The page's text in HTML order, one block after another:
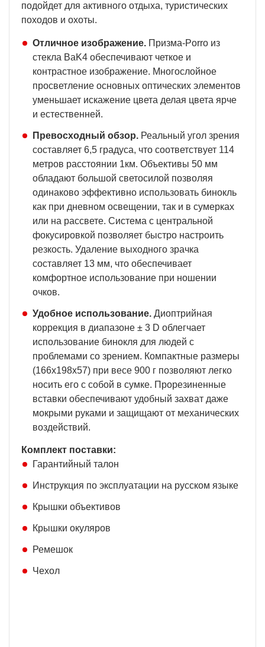
подойдет для активного отдыха, туристических
походов и охоты.
Отличное изображение. Призма-Porro из
стекла BaK4 обеспечивают четкое и
контрастное изображение. Многослойное
просветление основных оптических элементов
уменьшает искажение цвета делая цвета ярче
и естественней.
Превосходный обзор. Реальный угол зрения
составляет 6,5 градуса, что соответствует 114
метров расстоянии 1км. Объективы 50 мм
обладают большой светосилой позволяя
одинаково эффективно использовать бинокль
как при дневном освещении, так и в сумерках
или на рассвете. Система с центральной
фокусировкой позволяет быстро настроить
резкость. Удаление выходного зрачка
составляет 13 мм, что обеспечивает
комфортное использование при ношении
очков.
Удобное использование. Диоптрийная
коррекция в диапазоне ± 3 D облегчает
использование бинокля для людей с
проблемами со зрением. Компактные размеры
(166х198х57) при весе 900 г позволяют легко
носить его с собой в сумке. Прорезиненные
вставки обеспечивают удобный захват даже
мокрыми руками и защищают от механических
воздействий.
Комплект поставки:
Гарантийный талон
Инструкция по эксплуатации на русском языке
Крышки объективов
Крышки окуляров
Ремешок
Чехол